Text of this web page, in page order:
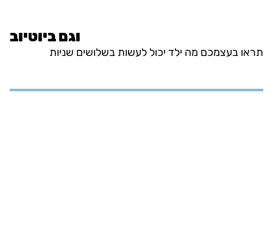
וגם ביוטיוב
תראו בעצמכם מה ילד יכול לעשות בשלושים שניות